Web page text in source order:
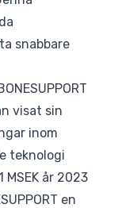
snabbare
visat sin
inom
teknologi
MSEK år 2023
en